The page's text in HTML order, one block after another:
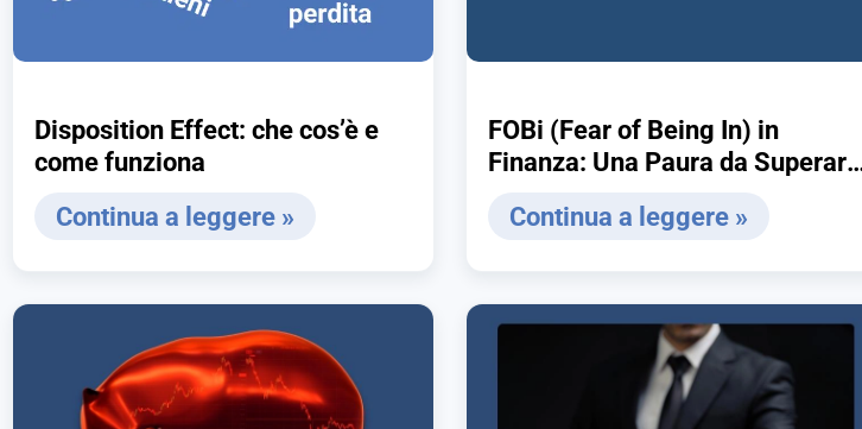
Disposition Effect: che cos’è e
come funziona
Continua a leggere »
FOBi (Fear of Being In) in
Finanza: Una Paura da Superare
Continua a leggere »